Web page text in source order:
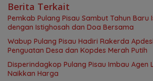
Berita Terkait
Pemkab Pulang Pisau Sambut Tahun Baru
dengan Istighosah dan Doa Bersama
Wabup Pulang Pisau Hadiri Rakerda
Penguatan Desa dan Kopdes Merah Putih
Disperindagkop Pulang Pisau Imbau Agen
Naikkan Harga